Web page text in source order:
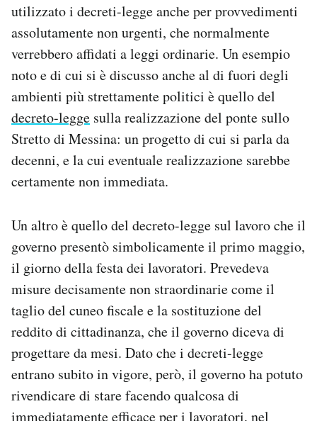
utilizzato i decreti-legge anche per provvedimenti
assolutamente non urgenti, che normalmente
verrebbero affidati a leggi ordinarie. Un esempio
noto e di cui si è discusso anche al di fuori degli
ambienti più strettamente politici è quello del
decreto-legge sulla realizzazione del ponte sullo
Stretto di Messina: un progetto di cui si parla da
decenni, e la cui eventuale realizzazione sarebbe
certamente non immediata.
Un altro è quello del decreto-legge sul lavoro che il
governo presentò simbolicamente il primo maggio,
il giorno della festa dei lavoratori. Prevedeva
misure decisamente non straordinarie come il
taglio del cuneo fiscale e la sostituzione del
reddito di cittadinanza, che il governo diceva di
progettare da mesi. Dato che i decreti-legge
entrano subito in vigore, però, il governo ha potuto
rivendicare di stare facendo qualcosa di
immediatamente efficace per i lavoratori, nel